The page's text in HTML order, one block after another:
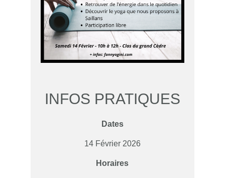
INFOS PRATIQUES
Dates
14 Février 2026
Horaires